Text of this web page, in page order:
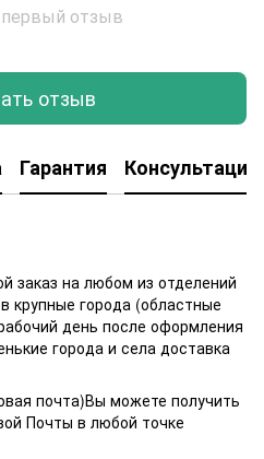
отзыв
отзыв
Гарантия Консультация
заказ на любом из отделений
крупные города (областные
день после оформления
города и села доставка
почта)Вы можете получить
Почты в любой точке